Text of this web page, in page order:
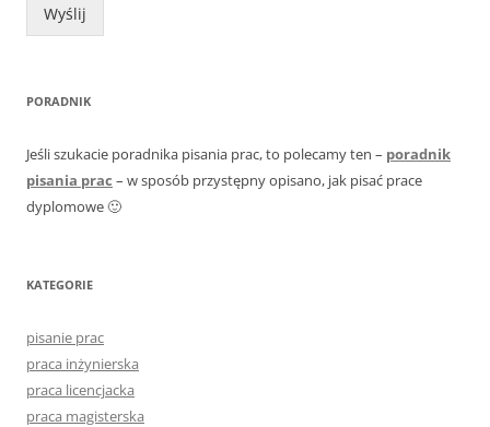
Wyślij
PORADNIK
Jeśli szukacie poradnika pisania prac, to polecamy ten – poradnik
pisania prac – w sposób przystępny opisano, jak pisać prace
dyplomowe 🙂
KATEGORIE
pisanie prac
praca inżynierska
praca licencjacka
praca magisterska